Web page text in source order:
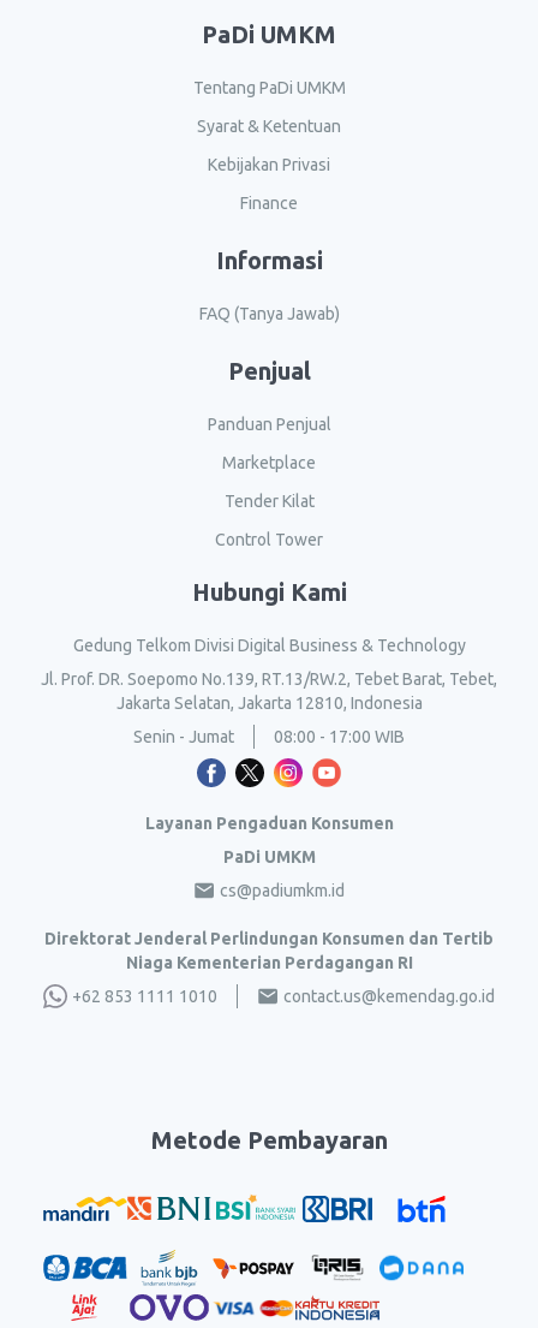
PaDi UMKM
Tentang PaDi UMKM
Syarat & Ketentuan
Kebijakan Privasi
Finance
Informasi
FAQ (Tanya Jawab)
Penjual
Panduan Penjual
Marketplace
Tender Kilat
Control Tower
Hubungi Kami
Gedung Telkom Divisi Digital Business & Technology
Jl. Prof. DR. Soepomo No.139, RT.13/RW.2, Tebet Barat, Tebet,
Jakarta Selatan, Jakarta 12810, Indonesia
Senin - Jumat
08:00 - 17:00 WIB
Layanan Pengaduan Konsumen
PaDi UMKM
cs@padiumkm.id
Direktorat Jenderal Perlindungan Konsumen dan Tertib
Niaga Kementerian Perdagangan RI
+62 853 1111 1010
contact.us@kemendag.go.id
Metode Pembayaran